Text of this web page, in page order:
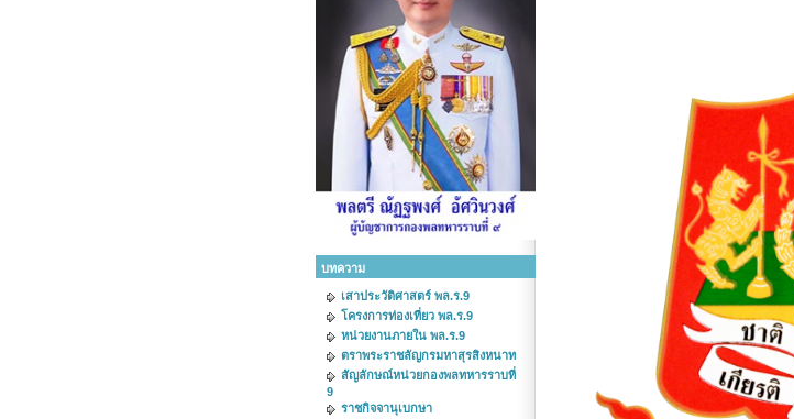
บทความ
เสาประวัติศาสตร์ พล.ร.9
โครงการท่องเที่ยว พล.ร.9
หน่วยงานภายใน พล.ร.9
ตราพระราชลัญกรมหาสุรสิงหนาท
สัญลักษณ์หน่วยกองพลทหารราบที่
9
ราชกิจจานุเบกษา